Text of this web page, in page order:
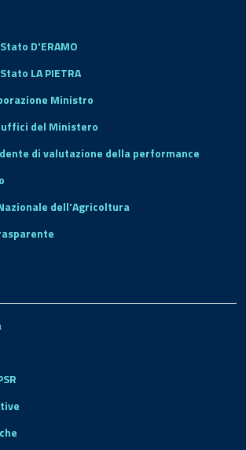
D'ERAMO
LA PIETRA
Ministro
del Ministero
di valutazione della performance
dell'Agricoltura